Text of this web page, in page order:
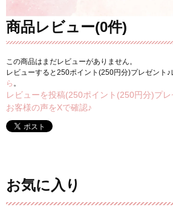
商品レビュー(0件)
この商品はまだレビューがありません。
レビューすると250ポイント(250円分)プレゼント
ら 。
レビューを投稿(250ポイント(250円分)プレ
お客様の声をXで確認♪
お気に入り